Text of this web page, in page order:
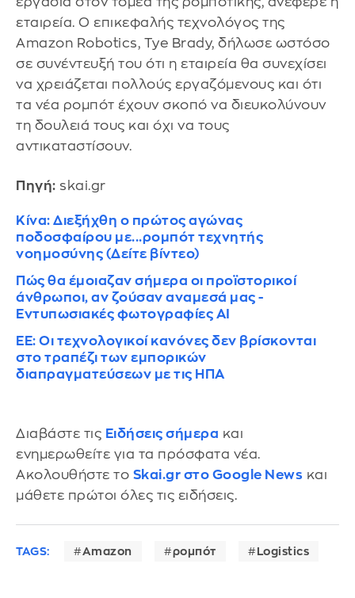
εταιρεία. Ο επικεφαλής τεχνολόγος της
Amazon Robotics, Tye Brady, δήλωσε ωστόσο
σε συνέντευξή του ότι η εταιρεία θα συνεχίσει
να χρειάζεται πολλούς εργαζόμενους και ότι
τα νέα ρομπότ έχουν σκοπό να διευκολύνουν
τη δουλειά τους και όχι να τους
αντικαταστίσουν.
Πηγή: skai.gr
Κίνα: Διεξήχθη ο πρώτος αγώνας
ποδοσφαίρου με...ρομπότ τεχνητής
νοημοσύνης (Δείτε βίντεο)
Πώς θα έμοιαζαν σήμερα οι προϊστορικοί
άνθρωποι, αν ζούσαν αναμεσά μας -
Εντυπωσιακές φωτογραφίες ΑΙ
ΕΕ: Οι τεχνολογικοί κανόνες δεν βρίσκονται
στο τραπέζι των εμπορικών
διαπραγματεύσεων με τις ΗΠΑ
Διαβάστε τις Ειδήσεις σήμερα και
ενημερωθείτε για τα πρόσφατα νέα.
Ακολουθήστε το Skai.gr στο Google News και
μάθετε πρώτοι όλες τις ειδήσεις.
TAGS: Amazon ρομπότ Logistics